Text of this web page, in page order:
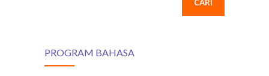
PROGRAM BAHASA